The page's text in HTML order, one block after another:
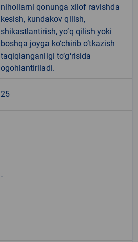
nihollarni qonunga xilof ravishda
kesish, kundakov qilish,
shikastlantirish, yo‘q qilish yoki
boshqa joyga ko‘chirib o‘tkazish
taqiqlanganligi to‘g‘risida
ogohlantiriladi.
25
-